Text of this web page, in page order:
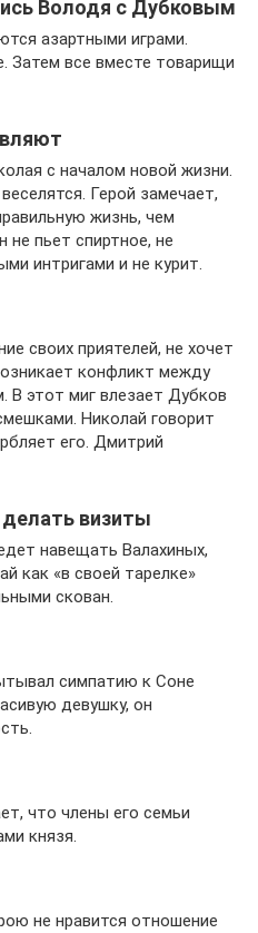
Володя с Дубковым
азартными играми.
Затем все вместе товарищи
с началом новой жизни.
Герой замечает,
жизнь, чем
не пьет спиртное, не
интригами и не курит.
своих приятелей, не хочет
конфликт между
В этот миг влезает Дубков
Николай говорит
его. Дмитрий
визиты
навещать Валахиных,
как «в своей тарелке»
скован.
симпатию к Соне
девушку, он
что члены его семьи
князя.
не нравится отношение